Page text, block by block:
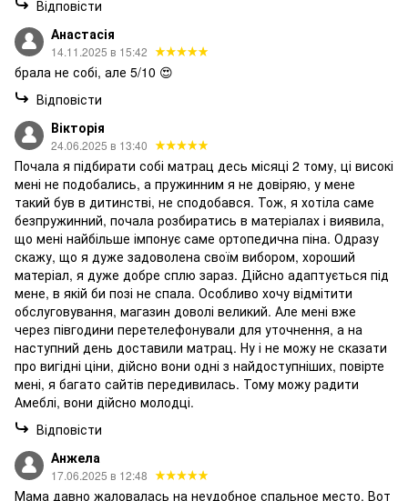
Відповісти
Анастасія
14.11.2025 в 15:42
брала не собі, але 5/10 😍
Відповісти
Вікторія
24.06.2025 в 13:40
Почала я підбирати собі матрац десь місяці 2 тому, ці високі
мені не подобались, а пружинним я не довіряю, у мене
такий був в дитинстві, не сподобався. Тож, я хотіла саме
безпружинний, почала розбиратись в матеріалах і виявила,
що мені найбільше імпонує саме ортопедична піна. Одразу
скажу, що я дуже задоволена своїм вибором, хороший
матеріал, я дуже добре сплю зараз. Дійсно адаптується під
мене, в якій би позі не спала. Особливо хочу відмітити
обслуговування, магазин доволі великий. Але мені вже
через півгодини перетелефонували для уточнення, а на
наступний день доставили матрац. Ну і не можу не сказати
про вигідні ціни, дійсно вони одні з найдоступніших, повірте
мені, я багато сайтів передивилась. Тому можу радити
Амеблі, вони дійсно молодці.
Відповісти
Анжела
17.06.2025 в 12:48
Мама давно жаловалась на неудобное спальное место. Вот